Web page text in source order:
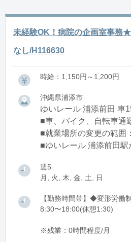
未経験OK！病院の企画室事務
なし/H116630
時給：1,150円～1,200円
沖縄県浦添市
ゆいレール 浦添前田 車
■車、バイク、自転車通
■就業場所の変更の範囲
■ゆいレール 浦添前田駅
週5
月, 火, 木, 金, 土, 日
【勤務時間帯】◆変形労働
8:30〜18:00(休憩1:30)
※残業：0時間程度/月